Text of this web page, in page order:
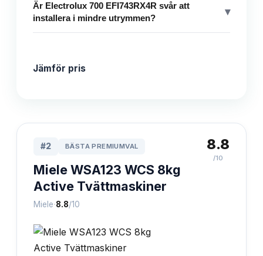
Är Electrolux 700 EFI743RX4R svår att
installera i mindre utrymmen?
▾
Jämför pris
#2 BÄSTA PREMIUMVAL
Miele WSA123 WCS 8kg
Active Tvättmaskiner
Miele·8.8/10
8.8
/10